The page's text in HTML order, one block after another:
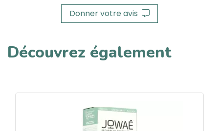
Donner votre avis
Découvrez également